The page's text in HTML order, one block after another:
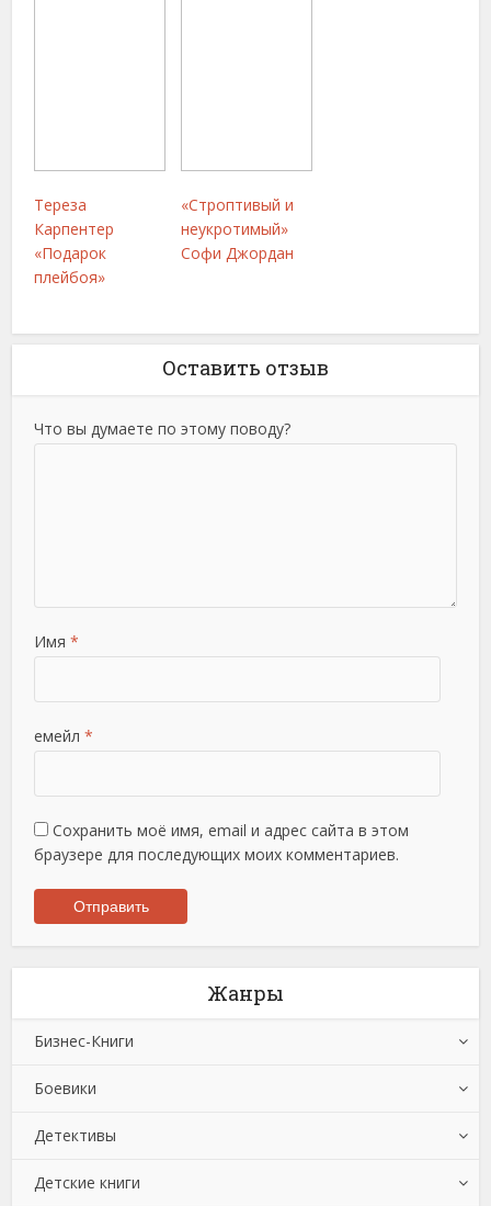
Тереза
Карпентер
«Подарок
плейбоя»
«Строптивый и
неукротимый»
Софи Джордан
Оставить отзыв
Что вы думаете по этому поводу?
Имя *
емейл *
Сохранить моё имя, email и адрес сайта в этом
браузере для последующих моих комментариев.
Жанры
Бизнес-Книги
Банковское дело
Бухучет, налогообложение, аудит
Делопроизводство
Боевики
Боевики: Прочее
Криминальные боевики
Детективы
Зарубежные детективы
Детские книги